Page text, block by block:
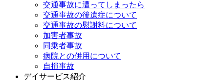
交通事故に遭ってしまったら
交通事故の後遺症について
交通事故の慰謝料について
加害者事故
同乗者事故
病院との併用について
自損事故
デイサービス紹介